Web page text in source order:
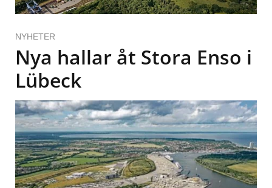
NYHETER
Nya hallar åt Stora Enso i
Lübeck